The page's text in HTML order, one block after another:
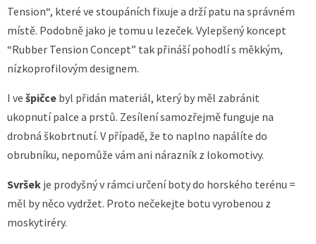
Tension“, které ve stoupáních fixuje a drží patu na správném
místě. Podobně jako je tomu u lezeček. Vylepšený koncept
“Rubber Tension Concept” tak přináší pohodlí s měkkým,
nízkoprofilovým designem.
I ve špičce byl přidán materiál, který by měl zabránit
ukopnutí palce a prstů. Zesílení samozřejmě funguje na
drobná škobrtnutí. V případě, že to naplno napálíte do
obrubníku, nepomůže vám ani nárazník z lokomotivy.
Svršek je prodyšný v rámci určení boty do horského terénu =
měl by něco vydržet. Proto nečekejte botu vyrobenou z
moskytiréry.